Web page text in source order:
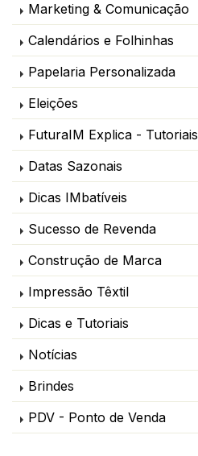
Marketing & Comunicação
Calendários e Folhinhas
Papelaria Personalizada
Eleições
FuturaIM Explica - Tutoriais
Datas Sazonais
Dicas IMbatíveis
Sucesso de Revenda
Construção de Marca
Impressão Têxtil
Dicas e Tutoriais
Notícias
Brindes
PDV - Ponto de Venda